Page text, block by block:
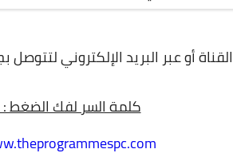
القناةأو عبر البريد الإلكتروني
كلمة السر لفك الضغط :